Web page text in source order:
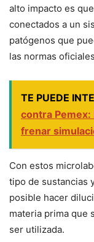
alto impacto es
conectados a un
patógenos que
las normas
TE PUEDE
contra Pemex:
frenar
Con estos
tipo de sustancias
posible hacer
materia prima que
ser utilizada.